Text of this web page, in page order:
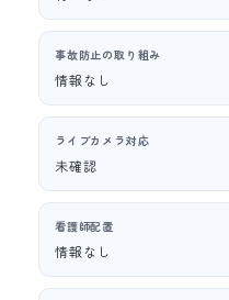
事故防止の取り組み
情報なし
ライブカメラ対応
未確認
看護師配置
情報なし